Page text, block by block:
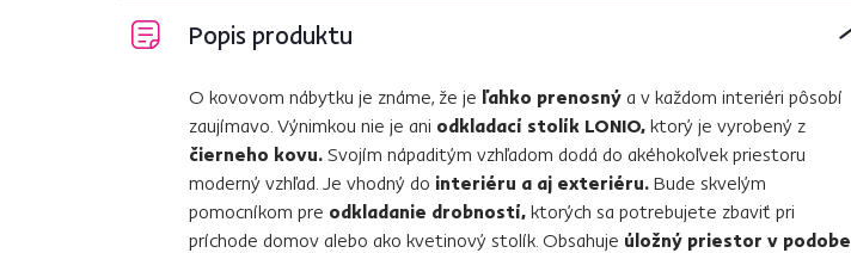
Popis produktu
O kovovom nábytku je známe, že je ľahko prenosný a v každom interiéri pôsobí
zaujímavo. Výnimkou nie je ani odkladací stolík LONIO, ktorý je vyrobený z
čierneho kovu. Svojím nápaditým vzhľadom dodá do akéhokoľvek priestoru
moderný vzhľad. Je vhodný do interiéru a aj exteriéru. Bude skvelým
pomocníkom pre odkladanie drobností, ktorých sa potrebujete zbaviť pri
príchode domov alebo ako kvetinový stolík. Obsahuje úložný priestor v podobe